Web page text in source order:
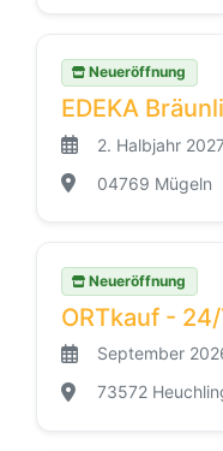
Neueröffnung
EDEKA
2. Halbjahr
04769 Mügeln
Neueröffnung
ORTkauf -
September
73572